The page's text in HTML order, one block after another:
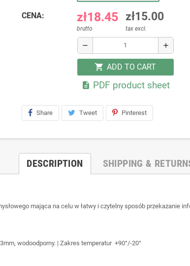
CENA: zł18.45
brutto
zł15.00
tax excl.
remove add
shopping_cart ADD TO CART
 PDF product sheet
Share Tweet Pinterest
DESCRIPTION SHIPPING &
mająca na celu w łatwy i czytelny sposób przekazanie
wodoodporny. | Zakres temperatur +90°/-20°